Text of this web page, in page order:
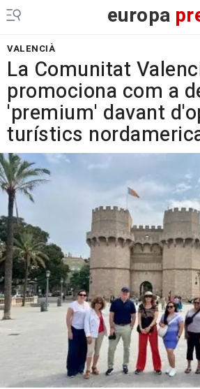
europa
VALENCIÀ
La Comunitat
promociona com a
'premium' davant
turístics